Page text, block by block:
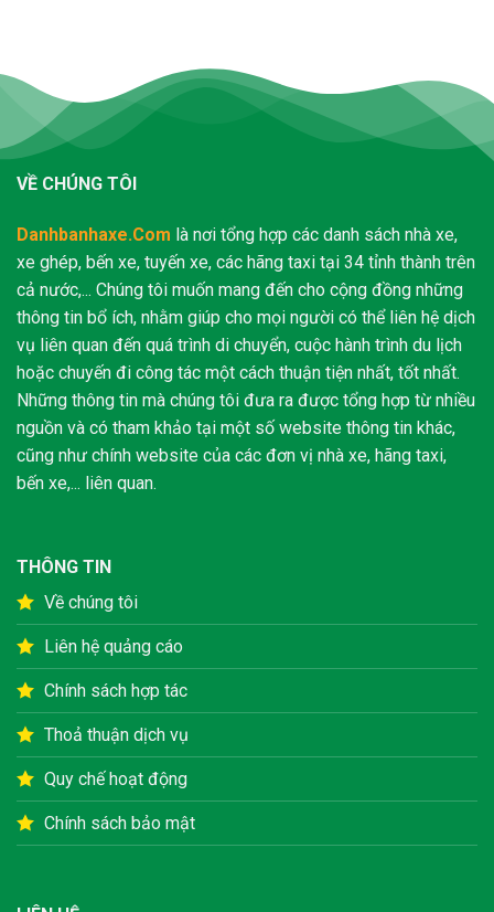
VỀ CHÚNG TÔI
Danhbanhaxe.Com là nơi tổng hợp các danh sách nhà xe,
xe ghép, bến xe, tuyến xe, các hãng taxi tại 34 tỉnh thành trên
cả nước,... Chúng tôi muốn mang đến cho cộng đồng những
thông tin bổ ích, nhằm giúp cho mọi người có thể liên hệ dịch
vụ liên quan đến quá trình di chuyển, cuộc hành trình du lịch
hoặc chuyến đi công tác một cách thuận tiện nhất, tốt nhất.
Những thông tin mà chúng tôi đưa ra được tổng hợp từ nhiều
nguồn và có tham khảo tại một số website thông tin khác,
cũng như chính website của các đơn vị nhà xe, hãng taxi,
bến xe,... liên quan.
THÔNG TIN
Về chúng tôi
Liên hệ quảng cáo
Chính sách hợp tác
Thoả thuận dịch vụ
Quy chế hoạt động
Chính sách bảo mật